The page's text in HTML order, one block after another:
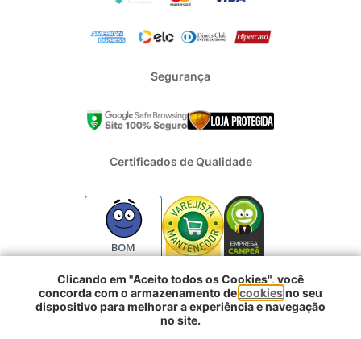
Segurança
Certificados de Qualidade
BOM
2024 - Todos os direitos reservados | REFRIGERACAO DUFRIO
COMERCIO E IMPORTACAO S.A. | CNPJ : 01.754.239/0001-10 |
Clicando em "Aceito todos os Cookies", você
concorda com o armazenamento decookiesno seu
dispositivo para melhorar a experiência e navegação
no site.